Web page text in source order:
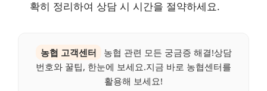
확히 정리하여 상담 시 시간을 절약하세요.
농협 고객센터
농협 관련 모든 궁금증 해결!상담
번호와 꿀팁, 한눈에 보세요.지금 바로 농협센터를
활용해 보세요!